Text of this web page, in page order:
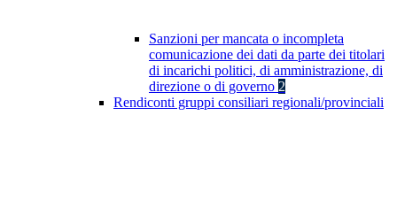
Sanzioni per mancata o incompleta
comunicazione dei dati da parte dei titolari
di incarichi politici, di amministrazione, di
direzione o di governo 2
Rendiconti gruppi consiliari regionali/provinciali